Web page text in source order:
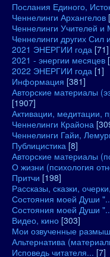
Послания Единого,
Ченнелинги Архангелов
Ченнелинги Учителей и
Ченнелинги других Сил
2021 ЭНЕРГИИ года [71]
2021 - энергии месяцев
2022 ЭНЕРГИИ года [1]
Информация [381]
Авторские материалы
[1907]
Активации, медитации,
Ченнелинги Крайона
Ченнелинги Гайи,
Публицистика [8]
Авторские материалы
О жизни (психология
Притчи [198]
Рассказы, сказки,
Состояния моей Души
Состояния моей Души
Видео, кино [303]
Мои озвученные
Альтернатива
Исповедь читателя... [7]